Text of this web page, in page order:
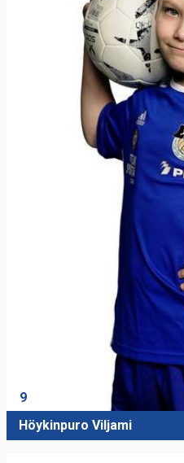
9
Höykinpuro Viljami